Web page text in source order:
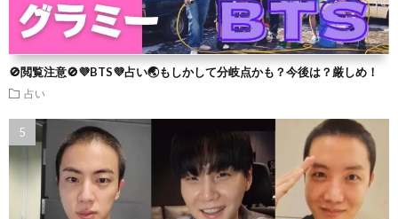
🚫閲覧注意🚫💜BTS💜占い🌏もしかして分岐点かも？今後は？厳しめ！
占い